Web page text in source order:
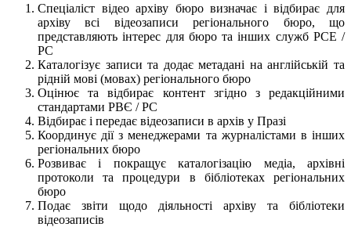
Спеціаліст відео архіву бюро визначає і відбирає для
архіву всі відеозаписи регіонального бюро, що
представляють інтерес для бюро та інших служб РСЕ /
РС
Каталогізує записи та додає метадані на англійській та
рідній мові (мовах) регіонального бюро
Оцінює та відбирає контент згідно з редакційними
стандартами РВЄ / РС
Відбирає і передає відеозаписи в архів у Празі
Координує дії з менеджерами та журналістами в інших
регіональних бюро
Розвиває і покращує каталогізацію медіа, архівні
протоколи та процедури в бібліотеках регіональних
бюро
Подає звіти щодо діяльності архіву та бібліотеки
відеозаписів